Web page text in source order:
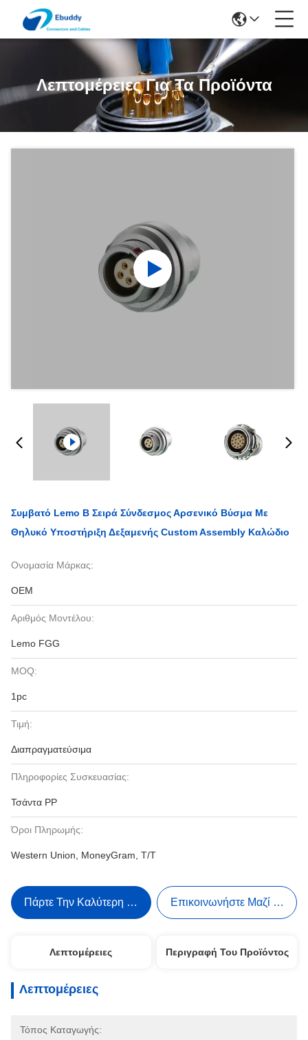
Λεπτομέρειες Για Τα Προϊόντα
Συμβατό Lemo B Σειρά Σύνδεσμος Αρσενικό Βύσμα Με
Θηλυκό Υποστήριξη Δεξαμενής Custom Assembly Καλώδιο
Ονομασία Μάρκας:
OEM
Αριθμός Μοντέλου:
Lemo FGG
MOQ:
1pc
Τιμή:
Διαπραγματεύσιμα
Πληροφορίες Συσκευασίας:
Τσάντα PP
Όροι Πληρωμής:
Western Union, MoneyGram, T/T
Πάρτε Την Καλύτερη Τιμή Επικοινωνήστε Μαζί Μας
Λεπτομέρειες Περιγραφή Του Προϊόντος
Λεπτομέρειες
Τόπος Καταγωγής: